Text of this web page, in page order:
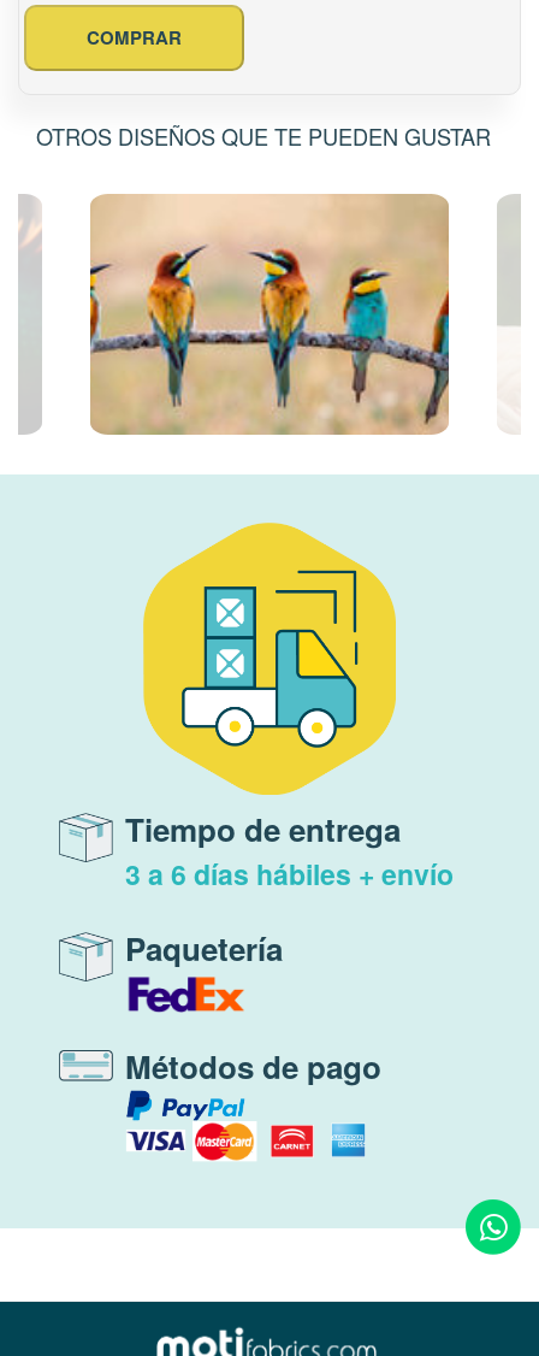
COMPRAR
OTROS DISEÑOS QUE TE PUEDEN GUSTAR
Tiempo de entrega
3 a 6 días hábiles + envío
Paquetería
Métodos de pago